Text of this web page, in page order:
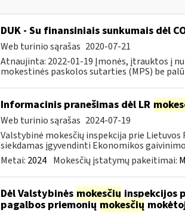
DUK - Su finansiniais sunkumais dėl
Web turinio sąrašas 2020-07-21
Atnaujinta: 2022-01-19 Įmonės, įtrauktos į
mokestinės paskolos sutarties (MPS) be
Informacinis pranešimas dėl LR
Web turinio sąrašas 2024-07-19
Valstybinė mokesčių inspekcija prie
siekdamas įgyvendinti Ekonomikos gaivinimo
Metai: 2024 Mokesčių įstatymų pakeitimai:
Dėl Valstybinės mokesčiųinspekcijos
pagalbos priemoniųmokesčių